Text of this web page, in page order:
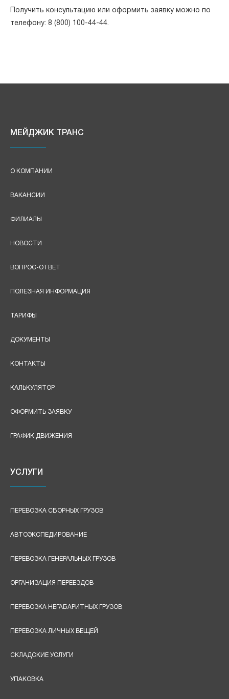
Получить консультацию или оформить заявку можно по
телефону: 8 (800) 100-44-44.
МЕЙДЖИК ТРАНС
О КОМПАНИИ
ВАКАНСИИ
ФИЛИАЛЫ
НОВОСТИ
ВОПРОС-ОТВЕТ
ПОЛЕЗНАЯ ИНФОРМАЦИЯ
ТАРИФЫ
ДОКУМЕНТЫ
КОНТАКТЫ
КАЛЬКУЛЯТОР
ОФОРМИТЬ ЗАЯВКУ
ГРАФИК ДВИЖЕНИЯ
УСЛУГИ
ПЕРЕВОЗКА СБОРНЫХ ГРУЗОВ
АВТОЭКСПЕДИРОВАНИЕ
ПЕРЕВОЗКА ГЕНЕРАЛЬНЫХ ГРУЗОВ
ОРГАНИЗАЦИЯ ПЕРЕЕЗДОВ
ПЕРЕВОЗКА НЕГАБАРИТНЫХ ГРУЗОВ
ПЕРЕВОЗКА ЛИЧНЫХ ВЕЩЕЙ
СКЛАДСКИЕ УСЛУГИ
УПАКОВКА